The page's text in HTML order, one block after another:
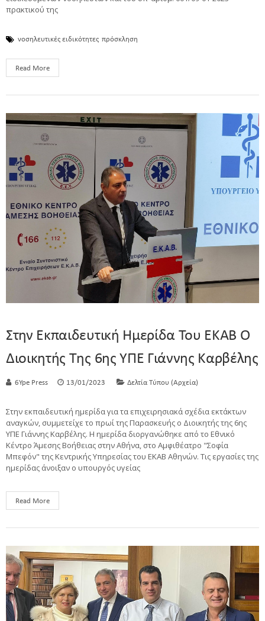
πρακτικού της
νοσηλευτικές ειδικότητες πρόσκληση
Read More
Στην Εκπαιδευτική Ημερίδα Του ΕΚΑΒ Ο
Διοικητής Της 6ης ΥΠΕ Γιάννης Καρβέλης
6Ype Press 13/01/2023 Δελτία Τύπου (Αρχεία)
Στην εκπαιδευτική ημερίδα για τα επιχειρησιακά σχέδια εκτάκτων
αναγκών, συμμετείχε το πρωί της Παρασκευής ο Διοικητής της 6ης
ΥΠΕ Γιάννης Καρβέλης. Η ημερίδα διοργανώθηκε από το Εθνικό
Κέντρο Άμεσης Βοήθειας στην Αθήνα, στο Αμφιθέατρο "Σοφία
Μπεφόν" της Κεντρικής Υπηρεσίας του ΕΚΑΒ Αθηνών. Τις εργασίες της
ημερίδας άνοιξαν ο υπουργός υγείας
Read More